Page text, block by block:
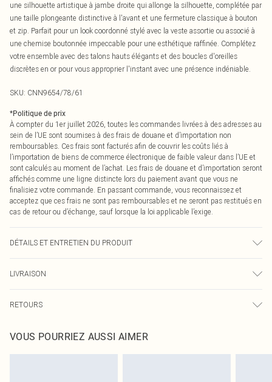
une silhouette artistique à jambe droite qui allonge la silhouette, complétée par
une taille plongeante distinctive à l'avant et une fermeture classique à bouton
et zip. Parfait pour un look coordonné stylé avec la veste assortie ou associé à
une chemise boutonnée impeccable pour une esthétique raffinée. Complétez
votre ensemble avec des talons hauts élégants et des boucles d'oreilles
discrètes en or pour vous approprier l'instant avec une présence indéniable.
SKU: CNN9654/78/61
*Politique de prix
À compter du 1er juillet 2026, toutes les commandes livrées à des adresses au
sein de l’UE sont soumises à des frais de douane et d’importation non
remboursables. Ces frais sont facturés afin de couvrir les coûts liés à
l’importation de biens de commerce électronique de faible valeur dans l’UE et
sont calculés au moment de l’achat. Les frais de douane et d’importation seront
affichés comme une ligne distincte lors du paiement avant que vous ne
finalisiez votre commande. En passant commande, vous reconnaissez et
acceptez que ces frais ne sont pas remboursables et ne seront pas restitués en
cas de retour ou d’échange, sauf lorsque la loi applicable l’exige.
DÉTAILS ET ENTRETIEN DU PRODUIT
utilisé, la couleur peut déteindre.
LIVRAISON
Livraison express France
Jusqu'à 2-3 jours ouvrables
RETOURS
pour nous retourner un article.
Veuillez noter que nous ne pouvons pas rembourser les masques tendance, les
VOUS POURRIEZ AUSSI AIMER